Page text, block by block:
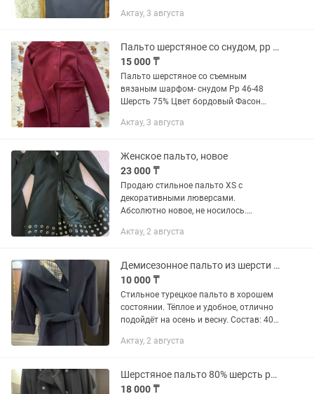
Актау, 3 августа
Пальто шерстяное со снудом, рр 46-48
15 000 ₸
Пальто шерстяное со съемным
вязаным шарфом- снудом Рр 46-48
Шерсть 75% Цвет бордовый Фасон
Актау, 3 августа
Женское пальто, новое
23 000 ₸
Продаю стильное пальто XS с
декоративными люверсами.
Абсолютно новое, не носилось.
Актау, 2 августа
Демисезонное пальто из шерсти Турция S-M
10 000 ₸
Стильное турецкое пальто в хорошем
состоянии. Тёплое и удобное, отлично
подойдёт на осень и весну. Состав: 40%
фасон, легко сочетать с любой
Актау, 2 августа
Шерстяное пальто 80% шерсть размер S (36) стильное демисезонное
18 000 ₸